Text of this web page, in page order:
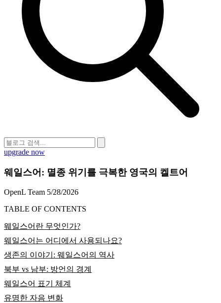
upgrade now
웨일스어: 멸종 위기를 극복한 영국의 켈트어
OpenL Team 5/28/2026
TABLE OF CONTENTS
웨일스어란 무엇인가?
웨일스어는 어디에서 사용되나요?
생존의 이야기: 웨일스어의 역사
북부 vs 남부: 방언의 경계
웨일스어 표기 체계
유명한 자음 변화